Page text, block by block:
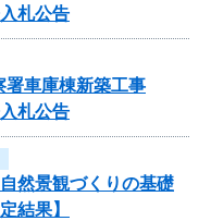
札公告
署車庫棟新築工事
札公告
然景観づくりの基礎
結果】